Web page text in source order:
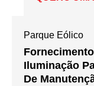
Parque Eólico
Iluminação
De